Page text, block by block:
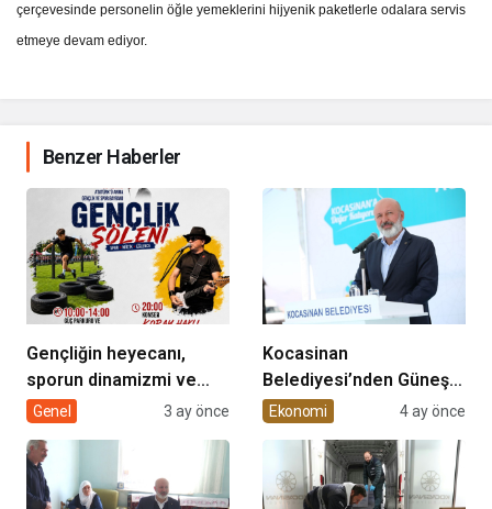
çerçevesinde personelin öğle yemeklerini hijyenik paketlerle odalara servis
etmeye devam ediyor.
Benzer Haberler
Gençliğin heyecanı,
sporun dinamizmi ve
müziğin coşkusu
geliyor!
Genel 3 ay önce
Kocasinan
Belediyesi’nden Güneş
Enerjisi Hamlesi
Ekonomi 4 ay önce